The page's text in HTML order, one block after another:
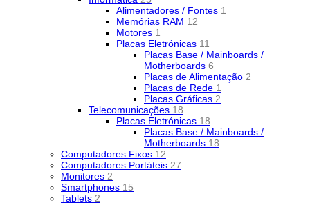
Alimentadores / Fontes 1
Memórias RAM 12
Motores 1
Placas Eletrónicas 11
Placas Base / Mainboards /
Motherboards 6
Placas de Alimentação 2
Placas de Rede 1
Placas Gráficas 2
Telecomunicações 18
Placas Eletrónicas 18
Placas Base / Mainboards /
Motherboards 18
Computadores Fixos 12
Computadores Portáteis 27
Monitores 2
Smartphones 15
Tablets 2